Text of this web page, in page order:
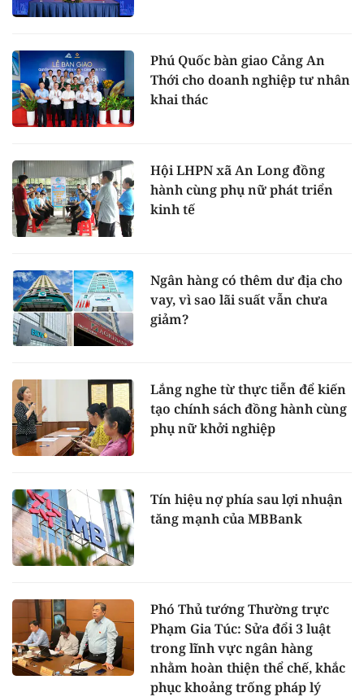
Phú Quốc bàn giao Cảng An
Thới cho doanh nghiệp tư nhân
khai thác
Hội LHPN xã An Long đồng
hành cùng phụ nữ phát triển
kinh tế
Ngân hàng có thêm dư địa cho
vay, vì sao lãi suất vẫn chưa
giảm?
Lắng nghe từ thực tiễn để kiến
tạo chính sách đồng hành cùng
phụ nữ khởi nghiệp
Tín hiệu nợ phía sau lợi nhuận
tăng mạnh của MBBank
Phó Thủ tướng Thường trực
Phạm Gia Túc: Sửa đổi 3 luật
trong lĩnh vực ngân hàng
nhằm hoàn thiện thể chế, khắc
phục khoảng trống pháp lý